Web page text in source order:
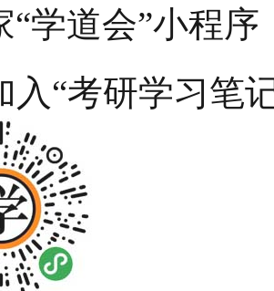
“学道会”小程序
入“考研学习笔